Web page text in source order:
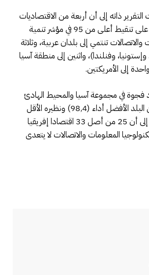
ذاته إلى أن أربعة من الاقتصاديات
العشرة التي حصلت على تنقيط أعلى من 95 في مؤشر تنمية
والاتصالات تنتمي إلى بلدان عربية، وثلاثة
وإستونيا، وفنلندا)، واثنين إلى منطقة آسيا
إلى الأمريكتين.
فجوة في مجموعة آسيا والمحيط الهادئ
تقدر بـ 69 نقطة بين البلد الأفضل أداء (98,4) ونظيره الأقل
أداء (28,9)، مشيرا إلى أن 25 من أصل 33 اقتصادا إفريقيا
المعلومات والاتصالات لا يتعدى